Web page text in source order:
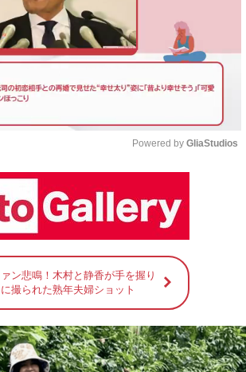
u
e
Powered by GliaStudios
ァン悲鳴！木村と静香が手を握り
撮られた熟年夫婦ショット